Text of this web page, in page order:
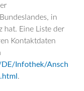
in
hat. Eine Liste der
Kontaktdaten
Infothek/Ansch
.